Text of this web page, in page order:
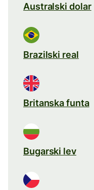
Australski dolar
Brazilski real
Britanska funta
Bugarski lev